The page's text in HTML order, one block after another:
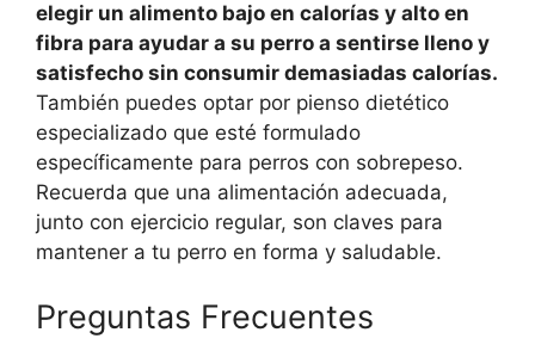
elegir un alimento bajo en calorías y alto en
fibra para ayudar a su perro a sentirse lleno y
satisfecho sin consumir demasiadas calorías.
También puedes optar por pienso dietético
especializado que esté formulado
específicamente para perros con sobrepeso.
Recuerda que una alimentación adecuada,
junto con ejercicio regular, son claves para
mantener a tu perro en forma y saludable.
Preguntas Frecuentes